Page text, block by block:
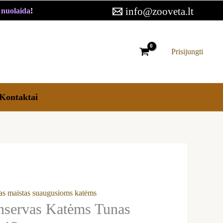
! info@zooveta.lt
Prisijungti
maistas suaugusioms katėms
Katėms Tunas